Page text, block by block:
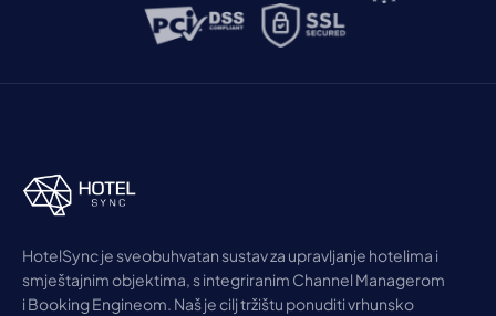
HotelSync je sveobuhvatan sustav za upravljanje hotelima i
smještajnim objektima, s integriranim Channel Managerom
i Booking Engineom. Naš je cilj tržištu ponuditi vrhunsko